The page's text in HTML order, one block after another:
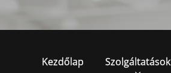
Kezdőlap Szolgáltatások